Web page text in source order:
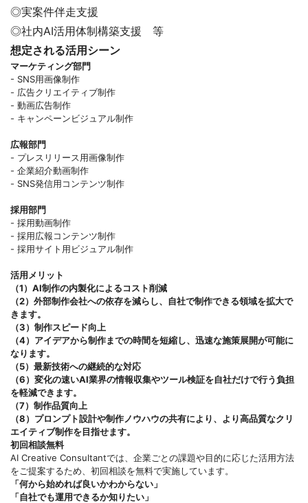
◎実案件伴走支援
◎社内AI活用体制構築支援 等
想定される活用シーン
マーケティング部門
- SNS用画像制作
- 広告クリエイティブ制作
- 動画広告制作
- キャンペーンビジュアル制作
広報部門
- プレスリリース用画像制作
- 企業紹介動画制作
- SNS発信用コンテンツ制作
採用部門
- 採用動画制作
- 採用広報コンテンツ制作
- 採用サイト用ビジュアル制作
活用メリット
（1）AI制作の内製化によるコスト削減
（2）外部制作会社への依存を減らし、自社で制作できる領域を拡大で
きます。
（3）制作スピード向上
（4）アイデアから制作までの時間を短縮し、迅速な施策展開が可能に
なります。
（5）最新技術への継続的な対応
（6）変化の速いAI業界の情報収集やツール検証を自社だけで行う負担
を軽減できます。
（7）制作品質向上
（8）プロンプト設計や制作ノウハウの共有により、より高品質なクリ
エイティブ制作を目指せます。
初回相談無料
AI Creative Consultantでは、企業ごとの課題や目的に応じた活用方法
をご提案するため、初回相談を無料で実施しています。
「何から始めれば良いかわからない」
「自社でも運用できるか知りたい」